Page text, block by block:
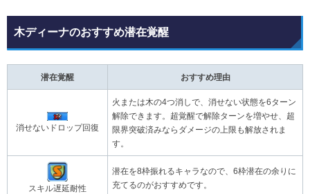
木ディーナのおすすめ潜在覚醒
潜在覚醒 おすすめ理由
消せないドロップ回復
火または木の4つ消しで、消せない状態を6ターン
解除できます。超覚醒で解除ターンを増やせ、超
限界突破済みならダメージの上限も解放されま
す。
スキル遅延耐性
潜在を8枠振れるキャラなので、6枠潜在の余りに
充てるのがおすすめです。